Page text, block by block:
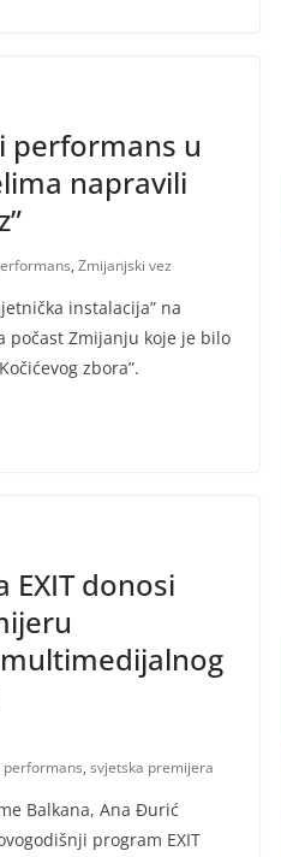
performans u
napravili
, Zmijanjski vez
instalacija” na
počast Zmijanju koje je bilo
zbora”.
EXIT donosi
performans, svjetska premijera
Balkana, Ana Đurić
program EXIT